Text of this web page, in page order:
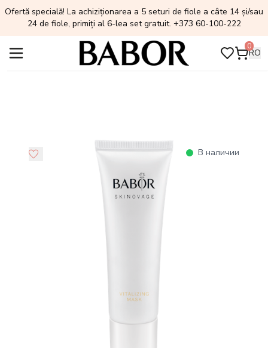
Ofertă specială! La achiziționarea a 5 seturi de fiole a câte 14 și/sau
24 de fiole, primiți al 6-lea set gratuit. +373 60-100-222
0
RO
В наличии